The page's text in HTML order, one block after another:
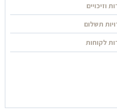
וזיכויים
תשלום
לקוחות